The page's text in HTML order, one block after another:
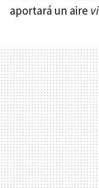
aportará un aire